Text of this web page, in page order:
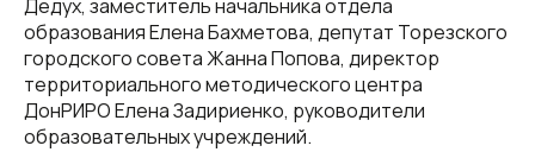
Дедух, заместитель начальника отдела
образования Елена Бахметова, депутат Торезского
городского совета Жанна Попова, директор
территориального методического центра
ДонРИРО Елена Задириенко, руководители
образовательных учреждений.